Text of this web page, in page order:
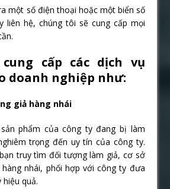
một số điện thoại hoặc một biển số
liên hệ, chúng tôi sẽ cung cấp mọi
cấp các dịch vụ
doanh nghiệp như:
giả hàng nhái
phẩm của công ty đang bị làm
trọng đến uy tín của công ty.
truy tìm đối tượng làm giả, cơ sở
nhái, phối hợp với công ty đưa
quả.